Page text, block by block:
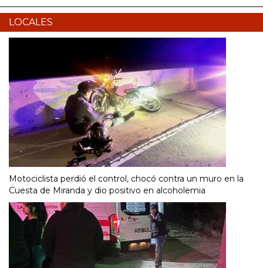
LOCALES
Motociclista perdió el control, chocó contra un muro en la
Cuesta de Miranda y dio positivo en alcoholemia